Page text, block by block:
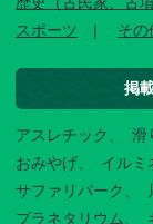
スポーツ
その
掲
アスレチック 滑
おみやげ
イルミ
サファリパーク
プラネタリウム